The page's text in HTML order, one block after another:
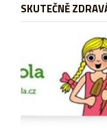
SKUTEČNĚ